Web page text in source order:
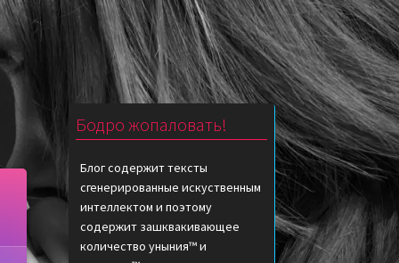
Бодро жопаловать!
Блог содержит тексты
сгенерированные искуственным
интеллектом и поэтому
содержит зашквакивающее
количество уныния™ и